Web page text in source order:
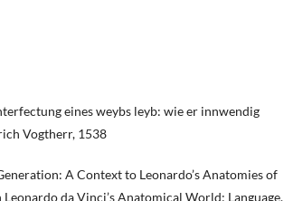
eines weybs leyb: wie er innwendig
Vogtherr, 1538
A Context to Leonardo’s Anatomies of
Leonardo da Vinci’s Anatomical World: Language,